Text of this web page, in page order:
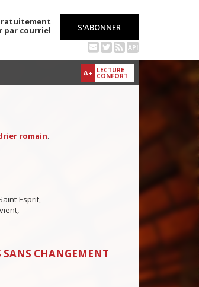
par courriel
S'ABONNER
API
A+ LECTURE
CONFORT
romain.
Esprit,
CHANGEMENT